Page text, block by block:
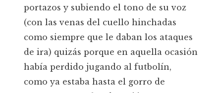
portazos y subiendo el tono de su voz
(con las venas del cuello hinchadas
como siempre que le daban los ataques
de ira) quizás porque en aquella ocasión
había perdido jugando al futbolín,
como ya estaba hasta el gorro de